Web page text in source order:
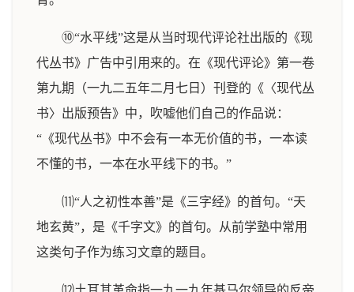
⑩“水平线”这是从当时现代评论社出版的《现
代丛书》广告中引用来的。在《现代评论》第一卷
第九期（一九二五年二月七日）刊登的《〈现代丛
书〉出版预告》中，吹嘘他们自己的作品说：
“《现代丛书》中不会有一本无价值的书，一本读
不懂的书，一本在水平线下的书。”
⑾“人之初性本善”是《三字经》的首句。“天
地玄黄”，是《千字文》的首句。从前学塾中常用
这类句子作为练习文章的题目。